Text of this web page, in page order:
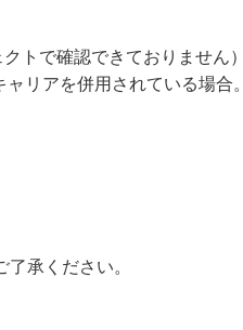
トで確認できておりません）
リアを併用されている場合。
承ください。